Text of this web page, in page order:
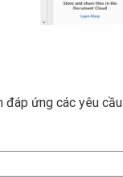
đáp ứng các yêu cầu